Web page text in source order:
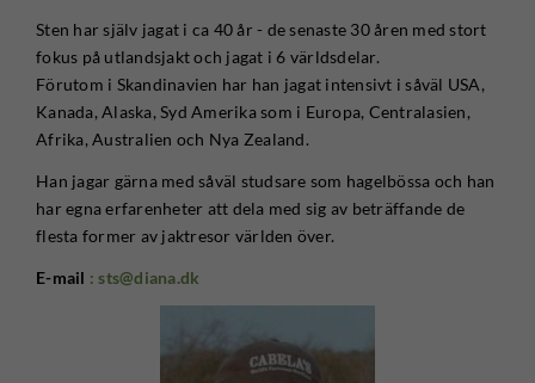
Sten har själv jagat i ca 40 år - de senaste 30 åren med stort
fokus på utlandsjakt och jagat i 6 världsdelar.
Förutom i Skandinavien har han jagat intensivt i såväl USA,
Kanada, Alaska, Syd Amerika som i Europa, Centralasien,
Afrika, Australien och Nya Zealand.
Han jagar gärna med såväl studsare som hagelbössa och han
har egna erfarenheter att dela med sig av beträffande de
flesta former av jaktresor världen över.
E-mail : sts@diana.dk